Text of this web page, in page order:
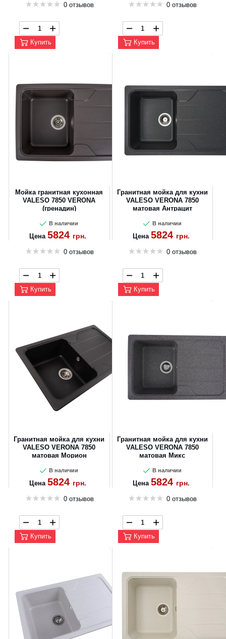
0 отзывов
Купить
0 отзывов
Купить
Мойка гранитная кухонная
VALESO 7850 VERONA
(гренадин)
В наличии
Цена 5824 грн.
0 отзывов
Купить
Гранитная мойка для кухни
VALESO VERONA 7850
матовая Антрацит
В наличии
Цена 5824 грн.
0 отзывов
Купить
Гранитная мойка для кухни
VALESO VERONA 7850
матовая Морион
В наличии
Цена 5824 грн.
0 отзывов
Купить
Гранитная мойка для кухни
VALESO VERONA 7850
матовая Микс
В наличии
Цена 5824 грн.
0 отзывов
Купить